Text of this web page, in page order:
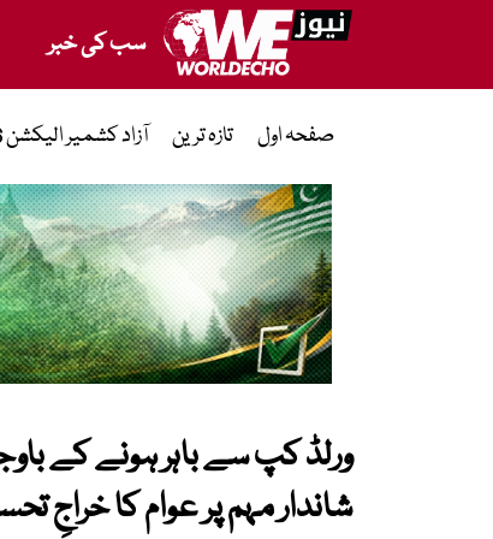
سب کی خبر
صفحہ اول تازہ ترین آزاد کشمیر الیکشن 2026
ورلڈ کپ سے باہر ہونے کے
شاندار مہم پر عوام کا خراجِ